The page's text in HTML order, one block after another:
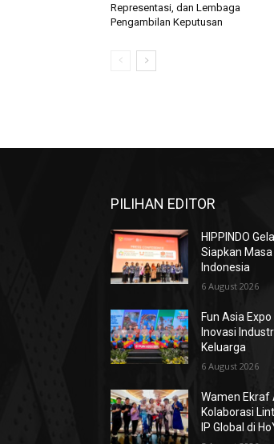
Representasi, dan Lembaga
Pengambilan Keputusan
PILIHAN EDITOR
HIPPINDO
Siapkan Masa
Indonesia
6 August 2026
Fun Asia
Inovasi
Keluarga
6 August 2026
Wamen Ekraf
Kolaborasi
IP Global di